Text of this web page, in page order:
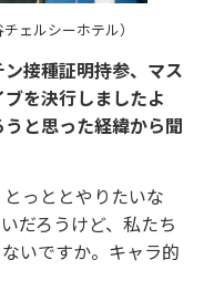
ェルシーホテル）
接種証明持参、マス
を決行しましたよ
と思った経緯から聞
っととやりたいな
だろうけど、私たち
いですか。キャラ的